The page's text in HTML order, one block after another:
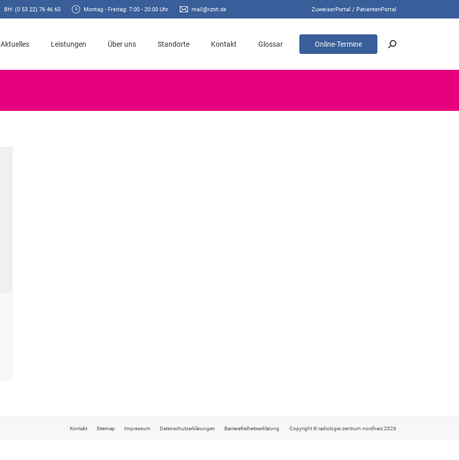
BH: (0 53 22) 76 46 60 Montag - Freitag: 7:00 - 20:00 Uhr mail@rznh.de ZuweiserPortal / PatientenPortal
Aktuelles Leistungen Über uns Standorte Kontakt Glossar Online-Termine Search:
Kontakt Sitemap Impressum Datenschutzerklärungen Barrierefreiheitserklärung Copyright © radiologie.zentrum.nordharz 2026
Aktuelles Leistungen Über uns Standorte Kontakt Glossar Online-Termine